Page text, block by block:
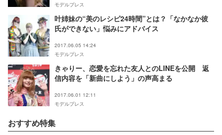
モデルプレス
叶姉妹の“美のレシピ24時間”とは？「なかなか彼
氏ができない」悩みにアドバイス
2017.06.05 14:24
モデルプレス
きゃりー、恋愛を忘れた友人とのLINEを公開 返
信内容を「新曲にしよう」の声高まる
2017.06.01 12:11
モデルプレス
おすすめ特集